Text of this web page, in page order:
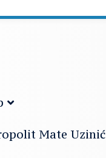
Mate Uzinić